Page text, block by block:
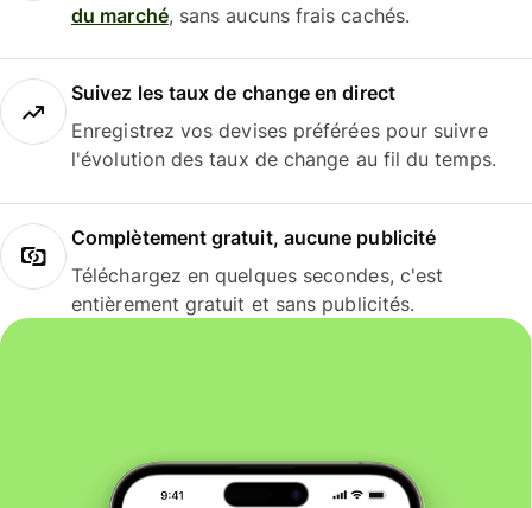
du marché, sans aucuns frais cachés.
Suivez les taux de change en direct
Enregistrez vos devises préférées pour suivre
l'évolution des taux de change au fil du temps.
Complètement gratuit, aucune publicité
Téléchargez en quelques secondes, c'est
entièrement gratuit et sans publicités.